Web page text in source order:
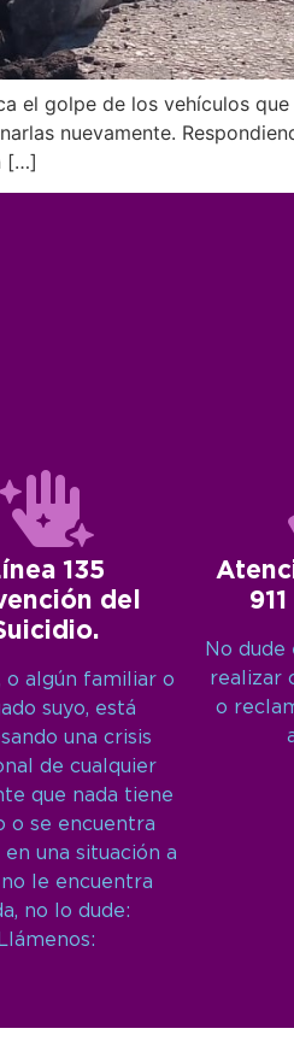
el golpe de los vehículos
nuevamente.
[…]
135
del
o algún familiar o
suyo, está
una crisis
de cualquier
que nada tiene
o se encuentra
una situación a
no le encuentra
no lo dude:
Llámenos:
No dude
realizar
o